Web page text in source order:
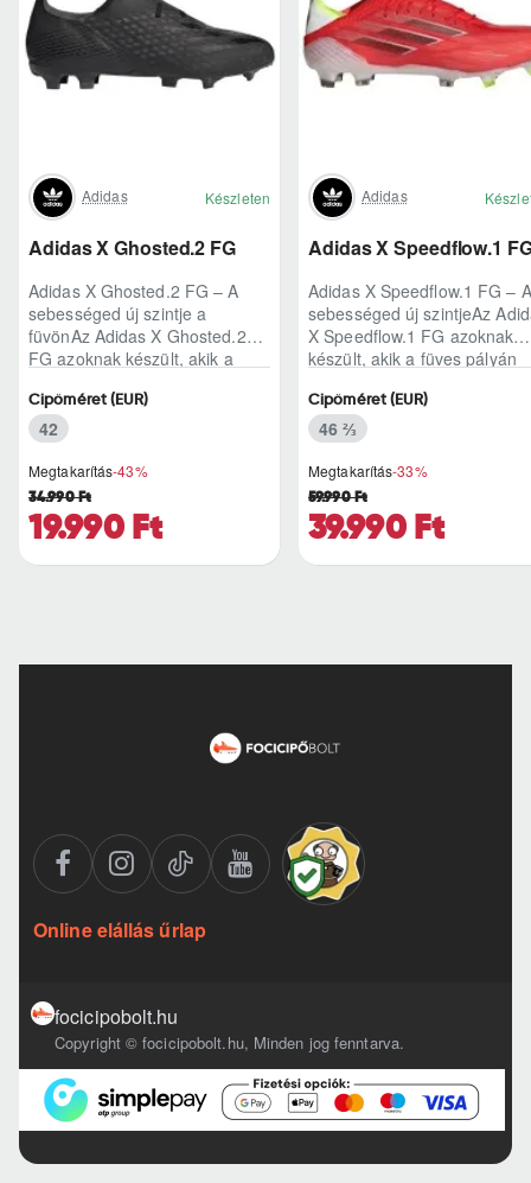
Adidas Készleten
Adidas X Ghosted.2 FG
Adidas X Ghosted.2 FG – A
sebességed új szintje a
füvönAz Adidas X Ghosted.2
FG azoknak készült, akik a
pillanataiban is azonnal r..
Megtakarítás-43%
19.990 Ft
34.990 Ft
Cipőméret (EUR)
42
Adidas
Adidas X Speedflow.1
Adidas X Speedflow.1 FG – A
sebességed új szintjeAz
X Speedflow.1 FG azoknak
készült, akik a füves pályán
ritmust diktál..
Megtakarítás-33%
39.990 Ft
59.990 Ft
Cipőméret (EUR)
46 ⅔
Online elállás űrlap
focicipobolt.hu
Copyright © focicipobolt.hu, Minden jog fenntarva.